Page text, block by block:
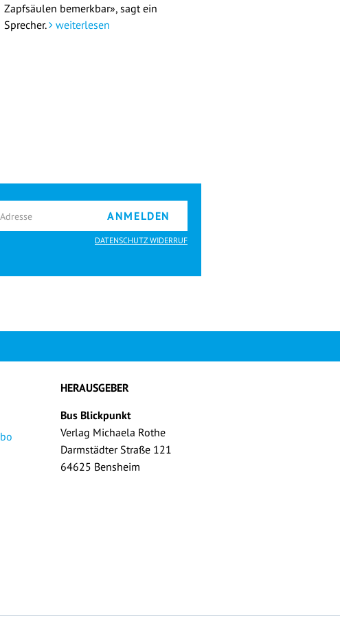
Zapfsäulen bemerkbar», sagt ein
Sprecher. weiterlesen
ANMELDEN
DATENSCHUTZ WIDERRUF
HERAUSGEBER
Bus Blickpunkt
Verlag Michaela Rothe
Darmstädter Straße 121
64625 Bensheim